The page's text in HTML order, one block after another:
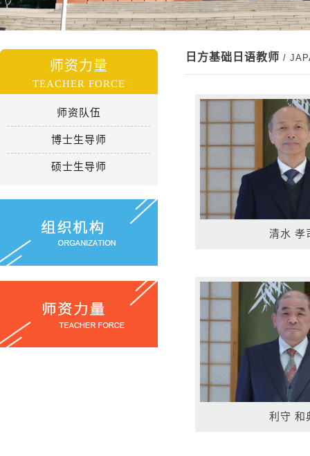
师资力量
TEACHER FORCE
师资队伍
博士生导师
硕士生导师
日方基础日语教师 /
清水 孝
利守 和